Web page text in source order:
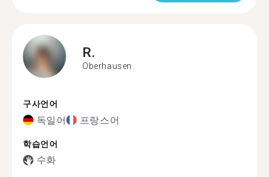
R.
Oberhausen
구사언어
독일어 프랑스어
학습언어
수화